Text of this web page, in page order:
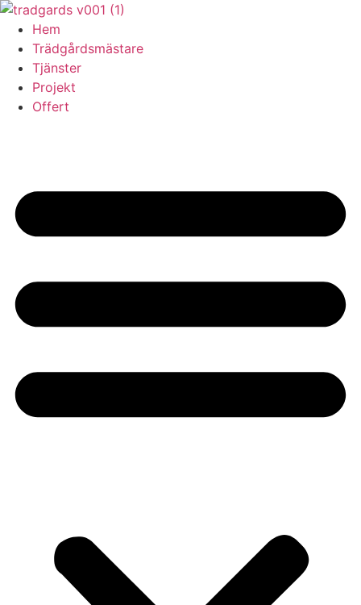
Skip
content
Hem
Trädgårdsmästare
Tjänster
Projekt
Offert